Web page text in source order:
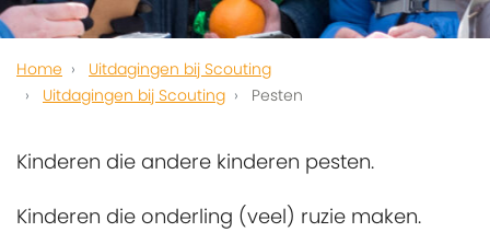
Home
Uitdagingen bij Scouting
Uitdagingen bij Scouting
Pesten
Kinderen die andere kinderen pesten.
Kinderen die onderling (veel) ruzie maken.